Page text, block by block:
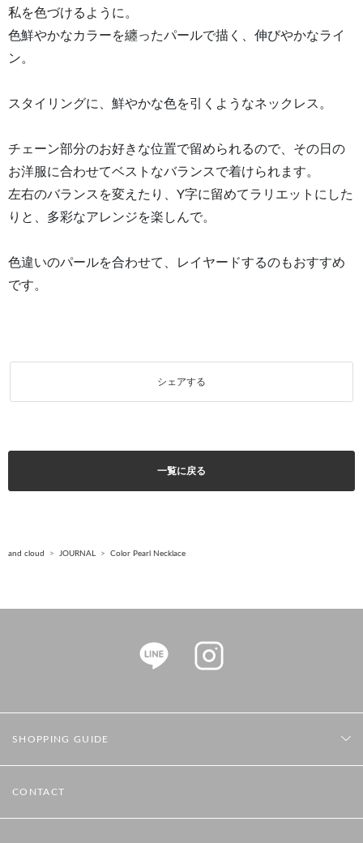
私を色づけるように。
色鮮やかなカラーを纏ったパールで描く、伸びやかなライ
ン。
スタイリングに、鮮やかな色を引くようなネックレス。
チェーン部分のお好きな位置で留められるので、その日の
お洋服に合わせてベストなバランスで着けられます。
左右のバランスを変えたり、Y字に留めてラリエットにした
りと、多彩なアレンジを楽しんで。
色違いのパールを合わせて、レイヤードするのもおすすめ
です。
シェアする
一覧に戻る
and cloud JOURNAL Color Pearl Necklace
SHOPPING GUIDE
CONTACT